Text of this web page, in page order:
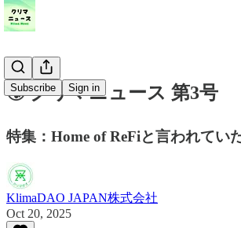
Subscribe Sign in
🌍 クリマニュース 第3号
特集：Home of ReFiと言われてい
KlimaDAO JAPAN株式会社
Oct 20, 2025